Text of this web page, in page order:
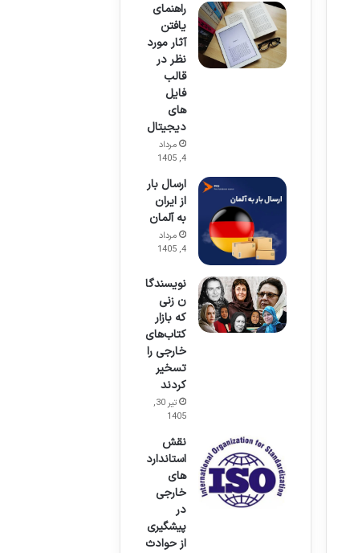
راهنمای
یافتن
آثار مورد
نظر در
قالب
فایل
های
دیجیتال
مرداد
4, 1405
ارسال بار
از ایران
به آلمان
مرداد
4, 1405
نویسندگا
ن زنی
که بازار
کتاب‌های
خارجی را
تسخیر
کردند
تیر 30,
1405
نقش
استاندارد
های
خارجی
در
پیشگیری
از حوادث